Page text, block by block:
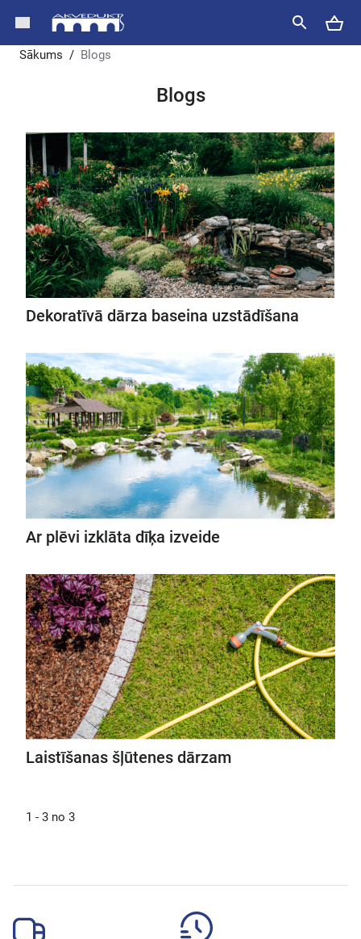
Sākums / Blogs
Blogs
Dekoratīvā dārza baseina uzstādīšana
Ar plēvi izklāta dīķa izveide
Laistīšanas šļūtenes dārzam
1 - 3 no 3